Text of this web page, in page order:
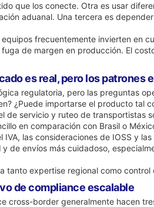
que los conecte. Otra es usar
aduanal. Una tercera es
frecuentemente invierten en
de margen en producción. El
es real, pero los patrones
regulatoria, pero las preguntas
¿Puede importarse el producto tal
de servicio y ruteo de transportistas
en comparación con Brasil o
las consideraciones de IOSS y
de envíos más cuidadoso,
tanto expertise regional como
de compliance escalable
cross-border generalmente hacen